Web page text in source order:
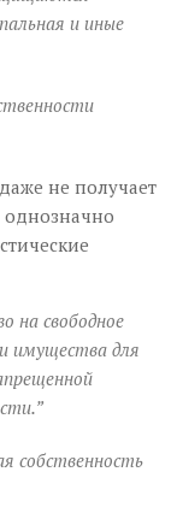
и иные
не получает
однозначно
на свободное
имущества для
собственность